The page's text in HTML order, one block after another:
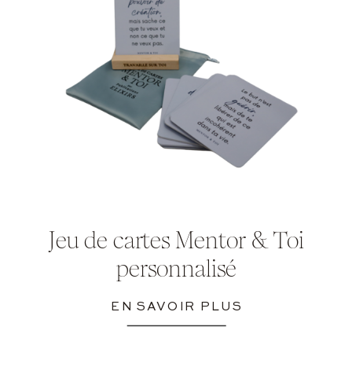
EN SAVOIR PLUS
Jeu de cartes Mentor & Toi
personnalisé